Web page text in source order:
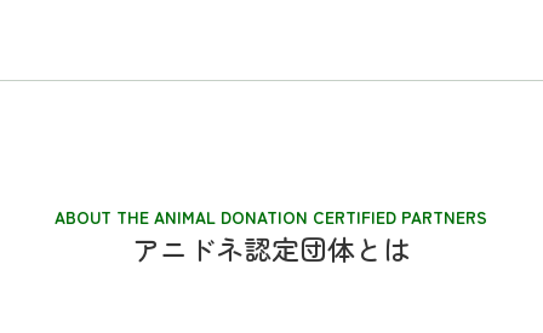
ABOUT THE ANIMAL DONATION CERTIFIED PARTNERS
アニドネ認定団体とは